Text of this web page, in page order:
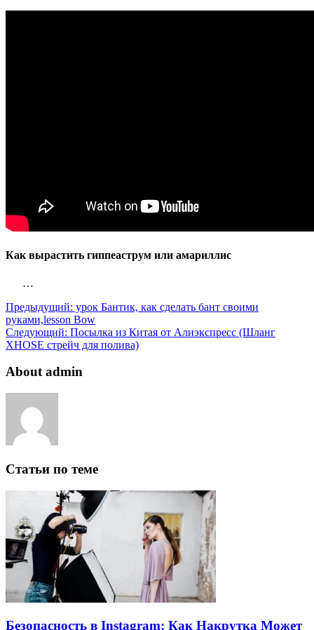
Как вырастить гиппеаструм или амариллис
…
Предыдущий: урок Бантик, как сделать бант своими
руками,lesson Bow
Следующий: Посылка из Китая от Алиэкспресс (Шланг
XHOSE стрейч для полива)
About admin
Статьи по теме
Безопасность в Instagram: Как Накрутка Может